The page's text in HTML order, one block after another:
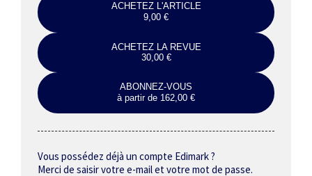
ACHETEZ L'ARTICLE
9,00 €
ACHETEZ LA REVUE
30,00 €
ABONNEZ-VOUS
à partir de 162,00 €
Vous possédez déjà un compte Edimark ?
Merci de saisir votre e-mail et votre mot de passe.